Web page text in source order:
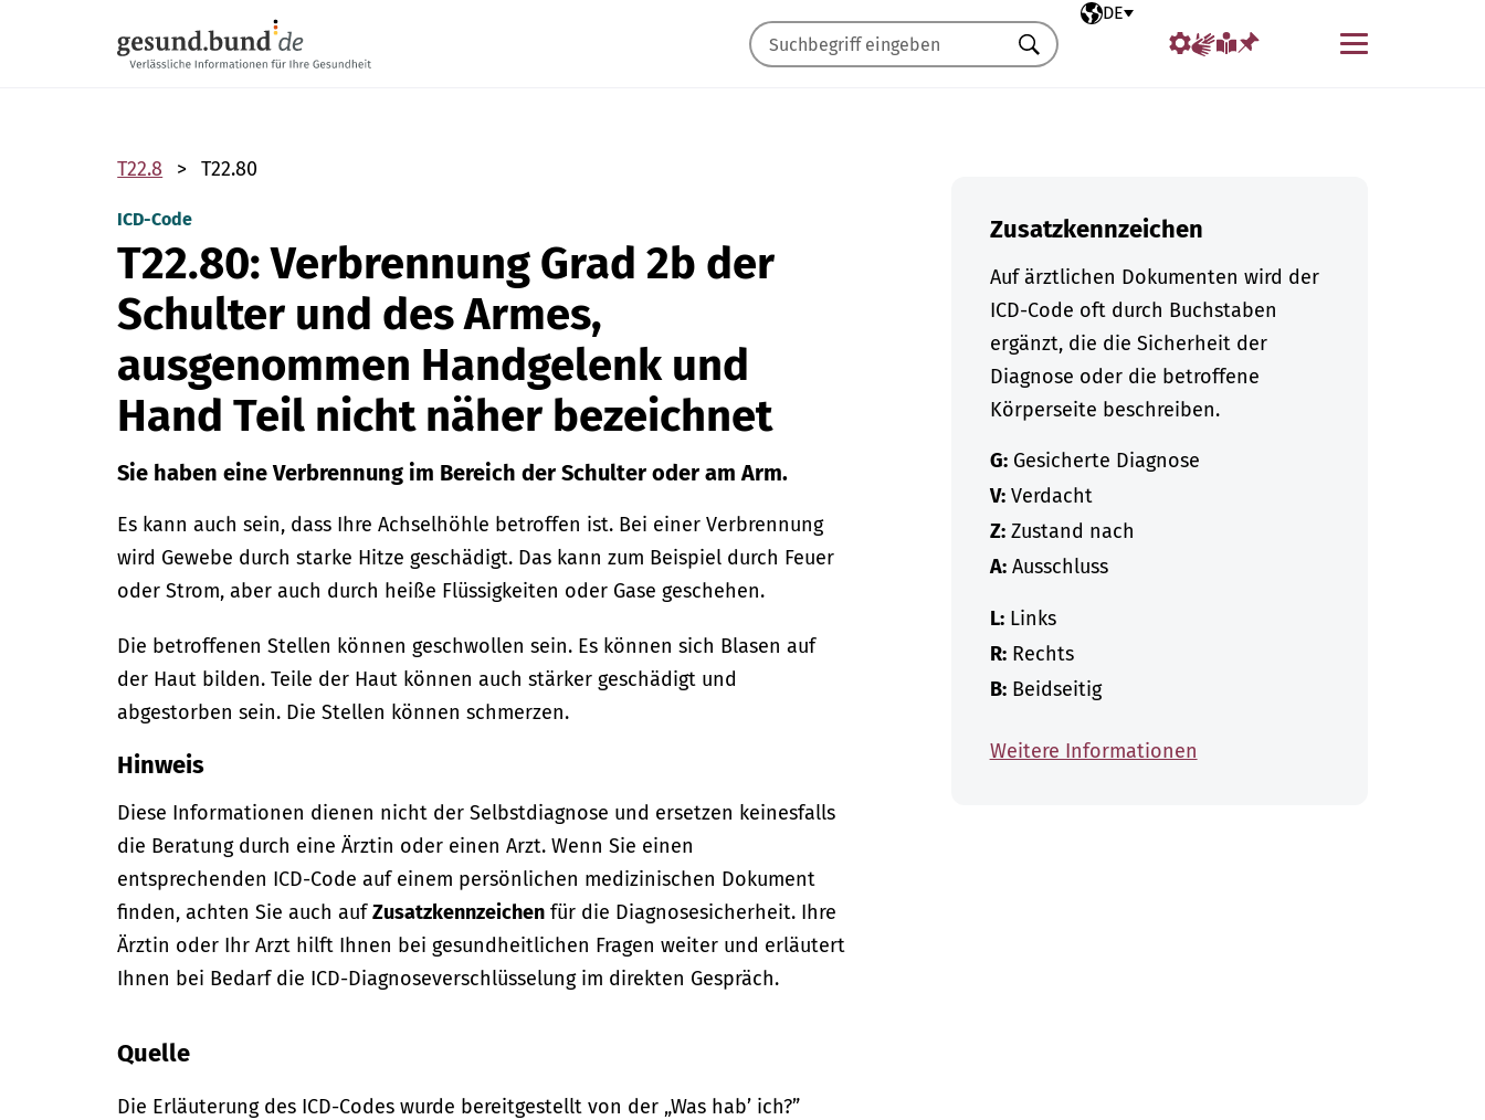
Ausgewählte Sprache
DE
Menü
Suchen
T22.8 T22.80
ICD-Code
T22.80: Verbrennung Grad 2b der
Schulter und des Armes,
ausgenommen Handgelenk und
Hand Teil nicht näher bezeichnet
Sie haben eine Verbrennung im Bereich der Schulter oder am Arm.
Es kann auch sein, dass Ihre Achselhöhle betroffen ist. Bei einer Verbrennung
wird Gewebe durch starke Hitze geschädigt. Das kann zum Beispiel durch Feuer
oder Strom, aber auch durch heiße Flüssigkeiten oder Gase geschehen.
Die betroffenen Stellen können geschwollen sein. Es können sich Blasen auf
der Haut bilden. Teile der Haut können auch stärker geschädigt und
abgestorben sein. Die Stellen können schmerzen.
Hinweis
Diese Informationen dienen nicht der Selbstdiagnose und ersetzen keinesfalls
die Beratung durch eine Ärztin oder einen Arzt. Wenn Sie einen
entsprechenden ICD-Code auf einem persönlichen medizinischen Dokument
finden, achten Sie auch aufZusatzkennzeichen für die Diagnosesicherheit. Ihre
Ärztin oder Ihr Arzt hilft Ihnen bei gesundheitlichen Fragen weiter und erläutert
Ihnen bei Bedarf die ICD-Diagnoseverschlüsselung im direkten Gespräch.
Quelle
Die Erläuterung des ICD-Codes wurde bereitgestellt von der „Was hab’ ich?”
Zusatzkennzeichen
Auf ärztlichen Dokumenten wird der
ICD-Code oft durch Buchstaben
ergänzt, die die Sicherheit der
Diagnose oder die betroffene
Körperseite beschreiben.
G:Gesicherte Diagnose
V:Verdacht
Z:Zustand nach
A:Ausschluss
L:Links
R:Rechts
B:Beidseitig
Weitere Informationen